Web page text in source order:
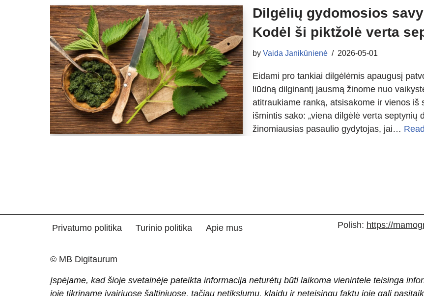
Dilgėlių gydomosios
Kodėl ši piktžolė verta
by Vaida Janikūnienė 2026-05-01
Eidami pro tankiai dilgėlėmis apaugusį
liūdną dilginantį jausmą žinome nuo
atitraukiame ranką, atsisakome ir vienos
išmintis sako: „viena dilgėlė verta septynių
žinomiausias pasaulio gydytojas, jai…
Privatumo politika Turinio politika Apie mus Polish: https://
© MB Digitaurum
Įspėjame, kad šioje svetainėje pateikta informacija neturėtų būti laikoma vienintele teisinga
joje tikriname įvairiuose šaltiniuose, tačiau netikslumų, klaidų ir neteisingų faktų joje gali